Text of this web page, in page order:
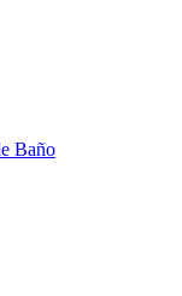
Baño